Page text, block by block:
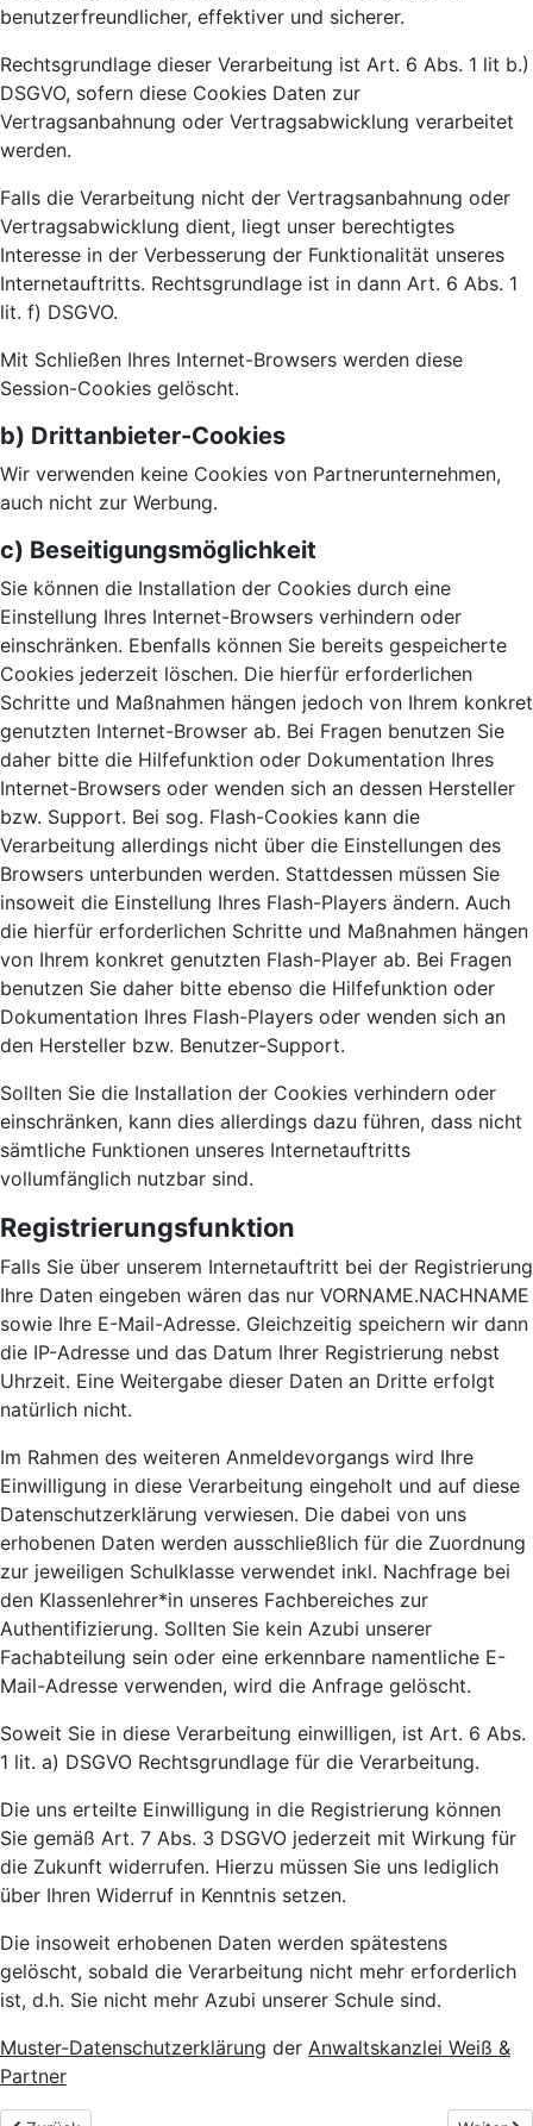
benutzerfreundlicher, effektiver und sicherer.
Rechtsgrundlage dieser Verarbeitung ist Art. 6 Abs. 1 lit b.)
DSGVO, sofern diese Cookies Daten zur
Vertragsanbahnung oder Vertragsabwicklung verarbeitet
werden.
Falls die Verarbeitung nicht der Vertragsanbahnung oder
Vertragsabwicklung dient, liegt unser berechtigtes
Interesse in der Verbesserung der Funktionalität unseres
Internetauftritts. Rechtsgrundlage ist in dann Art. 6 Abs. 1
lit. f) DSGVO.
Mit Schließen Ihres Internet-Browsers werden diese
Session-Cookies gelöscht.
b) Drittanbieter-Cookies
Wir verwenden keine Cookies von Partnerunternehmen,
auch nicht zur Werbung.
c) Beseitigungsmöglichkeit
Sie können die Installation der Cookies durch eine
Einstellung Ihres Internet-Browsers verhindern oder
einschränken. Ebenfalls können Sie bereits gespeicherte
Cookies jederzeit löschen. Die hierfür erforderlichen
Schritte und Maßnahmen hängen jedoch von Ihrem konkret
genutzten Internet-Browser ab. Bei Fragen benutzen Sie
daher bitte die Hilfefunktion oder Dokumentation Ihres
Internet-Browsers oder wenden sich an dessen Hersteller
bzw. Support. Bei sog. Flash-Cookies kann die
Verarbeitung allerdings nicht über die Einstellungen des
Browsers unterbunden werden. Stattdessen müssen Sie
insoweit die Einstellung Ihres Flash-Players ändern. Auch
die hierfür erforderlichen Schritte und Maßnahmen hängen
von Ihrem konkret genutzten Flash-Player ab. Bei Fragen
benutzen Sie daher bitte ebenso die Hilfefunktion oder
Dokumentation Ihres Flash-Players oder wenden sich an
den Hersteller bzw. Benutzer-Support.
Sollten Sie die Installation der Cookies verhindern oder
einschränken, kann dies allerdings dazu führen, dass nicht
sämtliche Funktionen unseres Internetauftritts
vollumfänglich nutzbar sind.
Registrierungsfunktion
Falls Sie über unserem Internetauftritt bei der Registrierung
Ihre Daten eingeben wären das nur VORNAME.NACHNAME
sowie Ihre E-Mail-Adresse. Gleichzeitig speichern wir dann
die IP-Adresse und das Datum Ihrer Registrierung nebst
Uhrzeit. Eine Weitergabe dieser Daten an Dritte erfolgt
natürlich nicht.
Im Rahmen des weiteren Anmeldevorgangs wird Ihre
Einwilligung in diese Verarbeitung eingeholt und auf diese
Datenschutzerklärung verwiesen. Die dabei von uns
erhobenen Daten werden ausschließlich für die Zuordnung
zur jeweiligen Schulklasse verwendet inkl. Nachfrage bei
den Klassenlehrer*in unseres Fachbereiches zur
Authentifizierung. Sollten Sie kein Azubi unserer
Fachabteilung sein oder eine erkennbare namentliche E-
Mail-Adresse verwenden, wird die Anfrage gelöscht.
Soweit Sie in diese Verarbeitung einwilligen, ist Art. 6 Abs.
1 lit. a) DSGVO Rechtsgrundlage für die Verarbeitung.
Die uns erteilte Einwilligung in die Registrierung können
Sie gemäß Art. 7 Abs. 3 DSGVO jederzeit mit Wirkung für
die Zukunft widerrufen. Hierzu müssen Sie uns lediglich
über Ihren Widerruf in Kenntnis setzen.
Die insoweit erhobenen Daten werden spätestens
gelöscht, sobald die Verarbeitung nicht mehr erforderlich
ist, d.h. Sie nicht mehr Azubi unserer Schule sind.
Muster-Datenschutzerklärung der Anwaltskanzlei Weiß &
Partner